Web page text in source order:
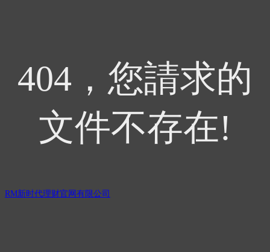
404，您請求的
文件不存在!
RM新时代理财官网有限公司